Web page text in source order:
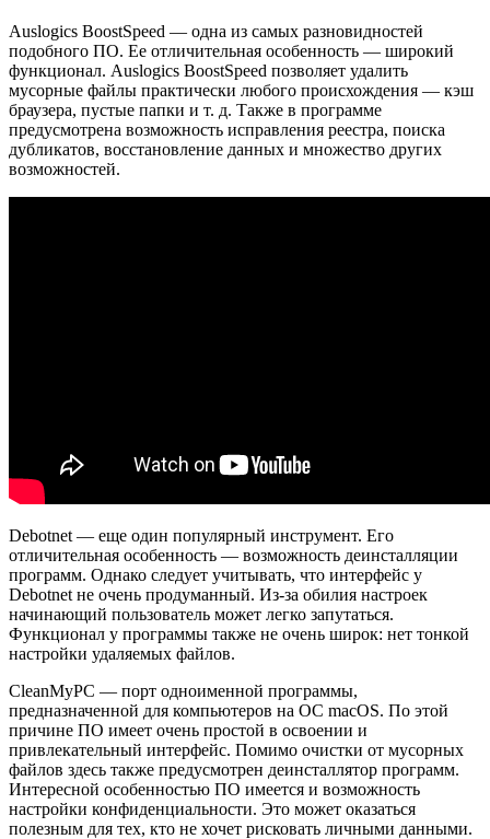
Auslogics BoostSpeed — одна из самых разновидностей
подобного ПО. Ее отличительная особенность — широкий
функционал. Auslogics BoostSpeed позволяет удалить
мусорные файлы практически любого происхождения — кэш
браузера, пустые папки и т. д. Также в программе
предусмотрена возможность исправления реестра, поиска
дубликатов, восстановление данных и множество других
возможностей.
Debotnet — еще один популярный инструмент. Его
отличительная особенность — возможность деинсталляции
программ. Однако следует учитывать, что интерфейс у
Debotnet не очень продуманный. Из-за обилия настроек
начинающий пользователь может легко запутаться.
Функционал у программы также не очень широк: нет тонкой
настройки удаляемых файлов.
CleanMyPC — порт одноименной программы,
предназначенной для компьютеров на ОС macOS. По этой
причине ПО имеет очень простой в освоении и
привлекательный интерфейс. Помимо очистки от мусорных
файлов здесь также предусмотрен деинсталлятор программ.
Интересной особенностью ПО имеется и возможность
настройки конфиденциальности. Это может оказаться
полезным для тех, кто не хочет рисковать личными данными.